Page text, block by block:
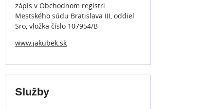
zápis v Obchodnom registri
Mestského súdu Bratislava III, oddiel
Sro, vložka číslo 107954/B
www.jakubek.sk
Služby